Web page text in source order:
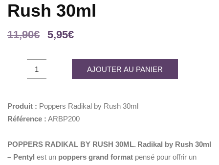
Rush 30ml
11,90€
Le
initial
5,95€Le
actuel
est :
Poppers
Radikal
Rush
30ml
AJOUTER AU PANIER
Produit : Poppers Radikal by Rush 30ml
Référence : ARBP200
POPPERS RADIKAL BY RUSH 30ML. Radikal by Rush 30ml
– Pentyl est un poppers grand format pensé pour offrir un